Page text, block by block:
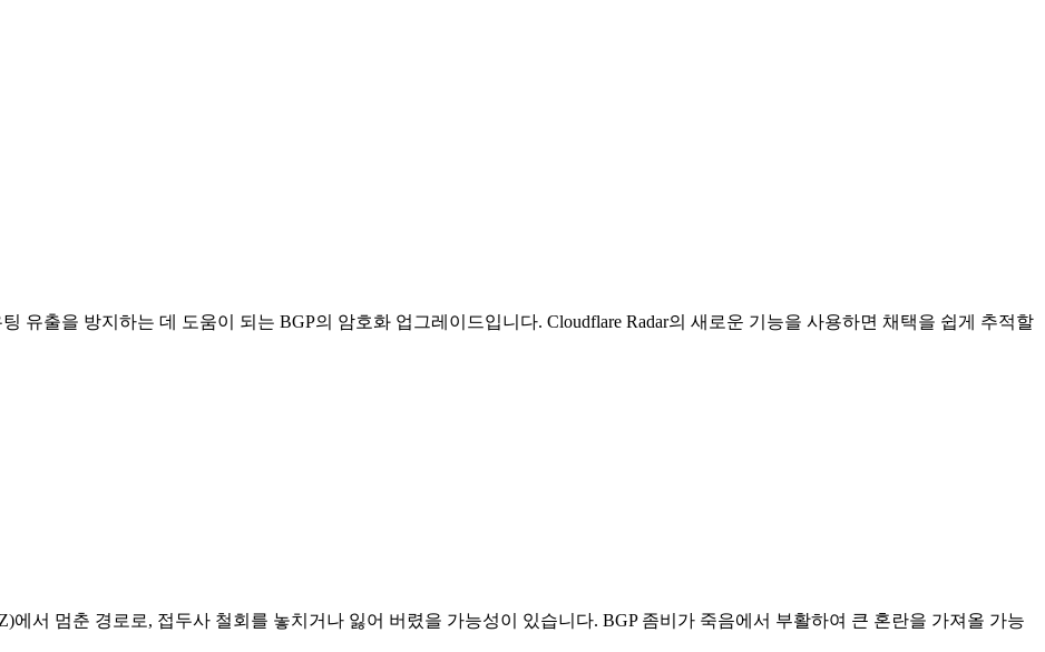
유출을 방지하는 데 도움이 되는 BGP의 암호화 업그레이드입니다. Cloudflare Radar의 새로운 기능을 사용하면 채택을 쉽게 추적할
에서 멈춘 경로로, 접두사 철회를 놓치거나 잃어 버렸을 가능성이 있습니다. BGP 좀비가 죽음에서 부활하여 큰 혼란을 가져올 가능